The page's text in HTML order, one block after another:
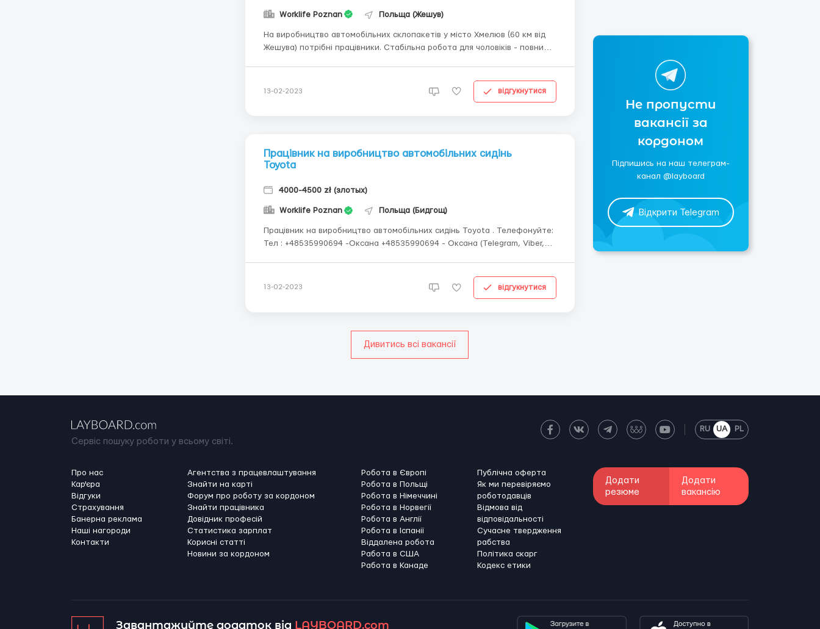
Worklife Poznan Польща (Жешув)
На виробництво автомобільних склопакетів у місто Хмелюв (60 км від
Жешува) потрібні працівники. Стабільна робота для чоловіків - повний
13-02-2023 відгукнутися
Працівник на виробництво автомобільних сидінь
Toyota
4000-4500 zł (злотых)
Worklife Poznan Польща (Бидгощ)
Працівник на виробництво автомобільних сидінь Toyota . Телефонуйте:
Тел : +48535990694 -Оксана +48535990694 - Оксана (Telegram, Viber,
13-02-2023 відгукнутися
Дивитись всі вакансії
Не пропусти
вакансії за
кордоном
Підпишись на наш телеграм-
канал @layboard
Відкрити Telegram
Сервіс пошуку роботи у всьому світі.
RU UA PL
Про нас
Кар'єра
Відгуки
Страхування
Банерна реклама
Наші нагороди
Контакти
Агентства з працевлаштування
Знайти на карті
Форум про роботу за кордоном
Знайти працівника
Довідник професій
Статистика зарплат
Корисні статті
Новини за кордоном
Робота в Європі
Робота в Польщі
Робота в Німеччині
Робота в Норвегії
Робота в Англії
Робота в Іспанії
Віддалена робота
Работа в США
Работа в Канадe
Публічна оферта
Як ми перевіряємо
роботодавців
Відмова від
відповідальності
Сучасне твердження
рабства
Політика скарг
Кодекс етики
Додати
резюме
Додати
вакансію
Завантажуйте додаток від LAYBOARD.com